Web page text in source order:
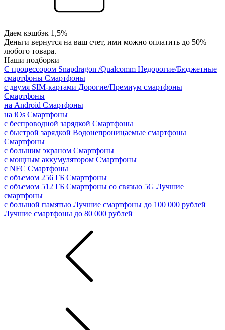
Даем кэшбэк 1,5%
Деньги вернутся на ваш счет, ими можно оплатить до 50%
любого товара.
Наши подборки
С процессором Snapdragon /Qualcomm Недорогие/Бюджетные
смартфоны Смартфоны
с двумя SIM-картами Дорогие/Премиум смартфоны
Смартфоны
на Android Смартфоны
на iOs Смартфоны
с беспроводной зарядкой Смартфоны
с быстрой зарядкой Водонепроницаемые смартфоны
Смартфоны
с большим экраном Смартфоны
с мощным аккумулятором Смартфоны
с NFC Смартфоны
с объемом 256 ГБ Смартфоны
с объемом 512 ГБ Смартфоны со связью 5G Лучшие
смартфоны
с большой памятью Лучшие смартфоны до 100 000 рублей
Лучшие смартфоны до 80 000 рублей